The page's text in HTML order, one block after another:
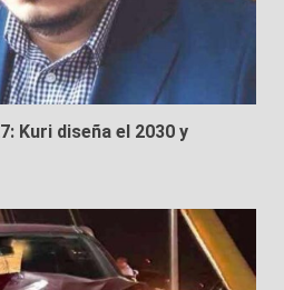
Kuri diseña el 2030 y